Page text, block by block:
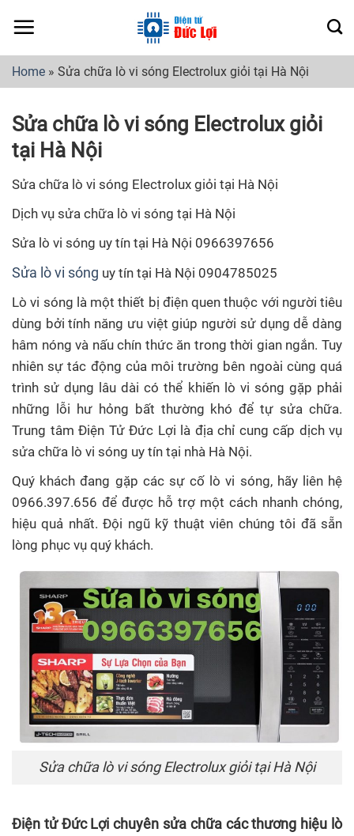
Home » Sửa chữa lò vi sóng Electrolux giỏi tại Hà Nội
Sửa chữa lò vi sóng Electrolux giỏi
tại Hà Nội
Sửa chữa lò vi sóng Electrolux giỏi tại Hà Nội
Dịch vụ sửa chữa lò vi sóng tại Hà Nội
Sửa lò vi sóng uy tín tại Hà Nội 0966397656
Sửa lò vi sóng uy tín tại Hà Nội 0904785025
Lò vi sóng là một thiết bị điện quen thuộc với người tiêu
dùng bởi tính năng ưu việt giúp người sử dụng dễ dàng
hâm nóng và nấu chín thức ăn trong thời gian ngắn. Tuy
nhiên sự tác động của môi trường bên ngoài cùng quá
trình sử dụng lâu dài có thể khiến lò vi sóng gặp phải
những lỗi hư hỏng bất thường khó để tự sửa chữa.
Trung tâm Điện Tử Đức Lợi là địa chỉ cung cấp dịch vụ
sửa chữa lò vi sóng uy tín tại nhà Hà Nội.
Quý khách đang gặp các sự cố lò vi sóng, hãy liên hệ
0966.397.656 để được hỗ trợ một cách nhanh chóng,
hiệu quả nhất. Đội ngũ kỹ thuật viên chúng tôi đã sẵn
lòng phục vụ quý khách.
Sửa chữa lò vi sóng Electrolux giỏi tại Hà Nội
Điện tử Đức Lợi chuyên sửa chữa các thương hiệu lò